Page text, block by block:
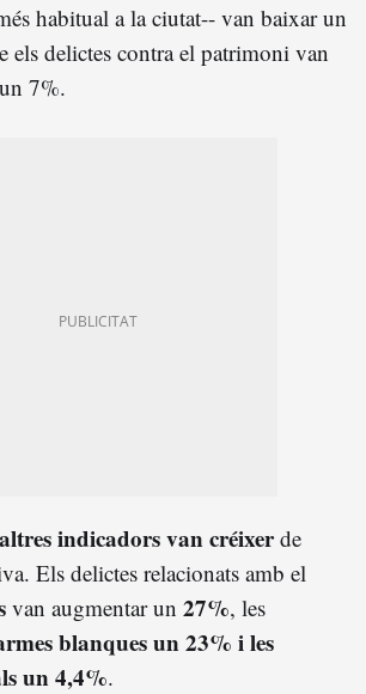
habitual a la ciutat-- van baixar un
els delictes contra el patrimoni van
7%.
altres indicadors van créixerde
Els delictes relacionats amb el
van augmentar un 27%, les
blanques un 23% i les
un 4,4%.